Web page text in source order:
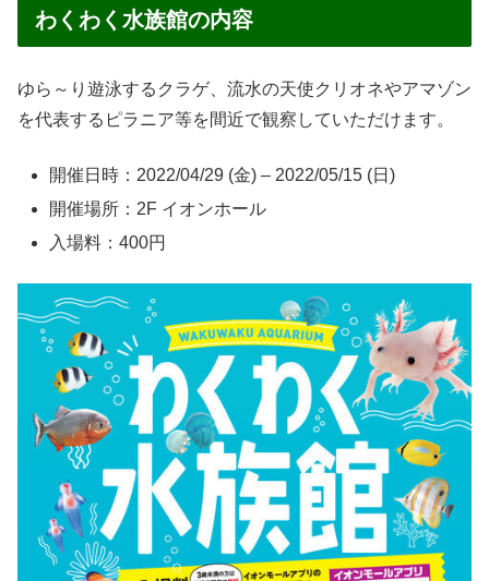
わくわく水族館の内容
ゆら～り遊泳するクラゲ、流水の天使クリオネやアマゾン
を代表するピラニア等を間近で観察していただけます。
開催日時：2022/04/29 (金) – 2022/05/15 (日)
開催場所：2F イオンホール
入場料：400円